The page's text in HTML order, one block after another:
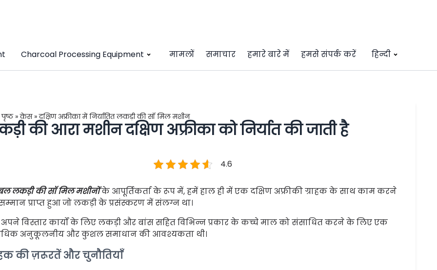
Charcoal Processing Equipment मामलों समाचार हमारे बारे में हमसे संपर्क करें हिन्दी
»केस»दक्षिण अफ्रीका में निर्यातित लकड़ी की सॉ मिल मशीन
की आरा मशीन दक्षिण अफ्रीका को निर्यात की जाती है
4.6
लकड़ी की सॉ मिल मशीनोंके आपूर्तिकर्ता के रूप में, हमें हाल ही में एक दक्षिण अफ्रीकी ग्राहक के साथ काम करने
प्राप्त हुआ जो लकड़ी के प्रसंस्करण में संलग्न था।
अपने विस्तार कार्यों के लिए लकड़ी और बांस सहित विभिन्न प्रकार के कच्चे माल को संसाधित करने के लिए एक
अनुकूलनीय और कुशल समाधान की आवश्यकता थी।
की ज़रूरतें और चुनौतियाँ